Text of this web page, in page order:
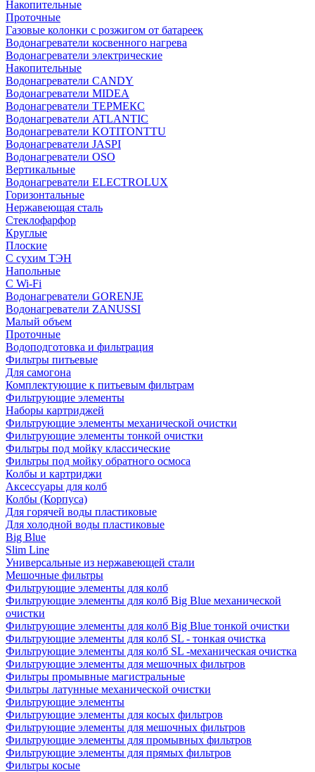
Накопительные
Проточные
Газовые колонки с розжигом от батареек
Водонагреватели косвенного нагрева
Водонагреватели электрические
Накопительные
Водонагреватели CANDY
Водонагреватели MIDEA
Водонагреватели ТЕРМЕКС
Водонагреватели ATLANTIC
Водонагреватели KOTITONTTU
Водонагреватели JASPI
Водонагреватели OSO
Вертикальные
Водонагреватели ELECTROLUX
Горизонтальные
Нержавеющая сталь
Стеклофарфор
Круглые
Плоские
С сухим ТЭН
Напольные
С Wi-Fi
Водонагреватели GORENJE
Водонагреватели ZANUSSI
Малый объем
Проточные
Водоподготовка и фильтрация
Фильтры питьевые
Для самогона
Комплектующие к питьевым фильтрам
Фильтрующие элементы
Наборы картриджей
Фильтрующие элементы механической очистки
Фильтрующие элементы тонкой очистки
Фильтры под мойку классические
Фильтры под мойку обратного осмоса
Колбы и картриджи
Аксессуары для колб
Колбы (Корпуса)
Для горячей воды пластиковые
Для холодной воды пластиковые
Big Blue
Slim Line
Универсальные из нержавеющей стали
Мешочные фильтры
Фильтрующие элементы для колб
Фильтрующие элементы для колб Big Blue механической
очистки
Фильтрующие элементы для колб Big Blue тонкой очистки
Фильтрующие элементы для колб SL - тонкая очистка
Фильтрующие элементы для колб SL -механическая очистка
Фильтрующие элементы для мешочных фильтров
Фильтры промывные магистральные
Фильтры латунные механической очистки
Фильтрующие элементы
Фильтрующие элементы для косых фильтров
Фильтрующие элементы для мешочных фильтров
Фильтрующие элементы для промывных фильтров
Фильтрующие элементы для прямых фильтров
Фильтры косые